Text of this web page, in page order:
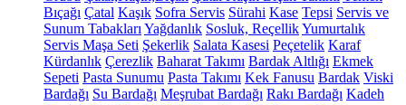
Bıçağı Çatal Kaşık Sofra Servis Sürahi Kase Tepsi Servis ve
Sunum Tabakları Yağdanlık Sosluk, ReçellikYumurtalık
Servis Maşa Seti Şekerlik Salata Kasesi Peçetelik Karaf
Kürdanlık Çerezlik Baharat Takımı Bardak Altlığı Ekmek
Sepeti Pasta Sunumu Pasta Takımı Kek Fanusu Bardak Viski
Bardağı Su Bardağı Meşrubat Bardağı Rakı Bardağı Kadeh